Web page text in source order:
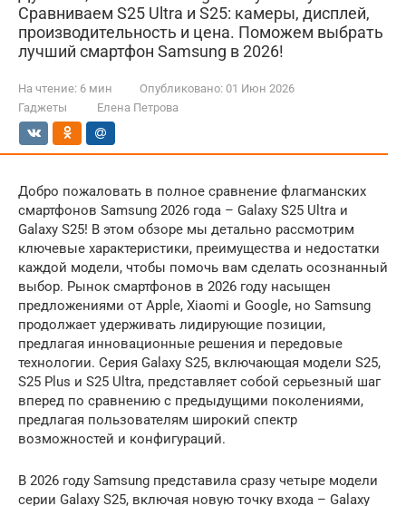
Сравниваем S25 Ultra и S25: камеры, дисплей,
производительность и цена. Поможем выбрать
лучший смартфон Samsung в 2026!
На чтение: 6 мин Опубликовано: 01 Июн 2026
Гаджеты
Елена Петрова
Добро пожаловать в полное сравнение флагманских
смартфонов Samsung 2026 года – Galaxy S25 Ultra и
Galaxy S25! В этом обзоре мы детально рассмотрим
ключевые характеристики, преимущества и недостатки
каждой модели, чтобы помочь вам сделать осознанный
выбор. Рынок смартфонов в 2026 году насыщен
предложениями от Apple, Xiaomi и Google, но Samsung
продолжает удерживать лидирующие позиции,
предлагая инновационные решения и передовые
технологии. Серия Galaxy S25, включающая модели S25,
S25 Plus и S25 Ultra, представляет собой серьезный шаг
вперед по сравнению с предыдущими поколениями,
предлагая пользователям широкий спектр
возможностей и конфигураций.
В 2026 году Samsung представила сразу четыре модели
серии Galaxy S25, включая новую точку входа – Galaxy